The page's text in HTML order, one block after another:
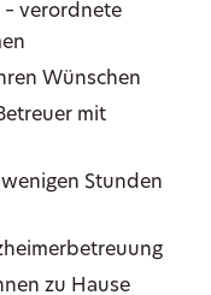
– verordnete
Wünschen
mit
Stunden
zu Hause